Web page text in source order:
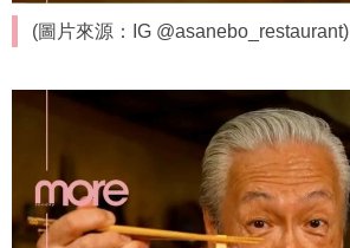
(圖片來源：IG @asanebo_restaurant)